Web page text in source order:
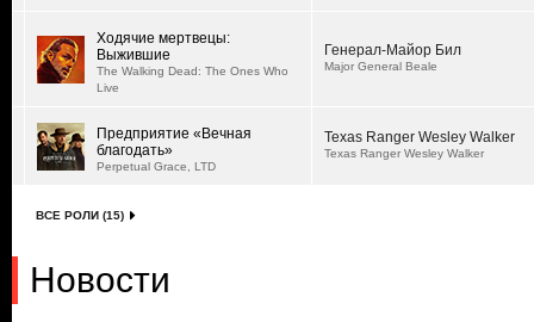
Ходячие мертвецы:
Выжившие
The Walking Dead: The Ones Who
Live
Генерал-Майор Бил
Major General Beale
Предприятие «Вечная
благодать»
Perpetual Grace, LTD
Texas Ranger Wesley Walker
Texas Ranger Wesley Walker
ВСЕ РОЛИ (15)
Новости